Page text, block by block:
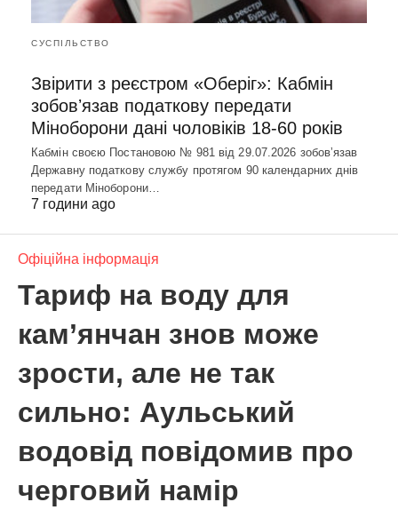
СУСПІЛЬСТВО
Звірити з реєстром «Оберіг»: Кабмін
зобовʼязав податкову передати
Міноборони дані чоловіків 18-60 років
Кабмін своєю Постановою № 981 від 29.07.2026 зобовʼязав
Державну податкову службу протягом 90 календарних днів
передати Міноборони…
7 години ago